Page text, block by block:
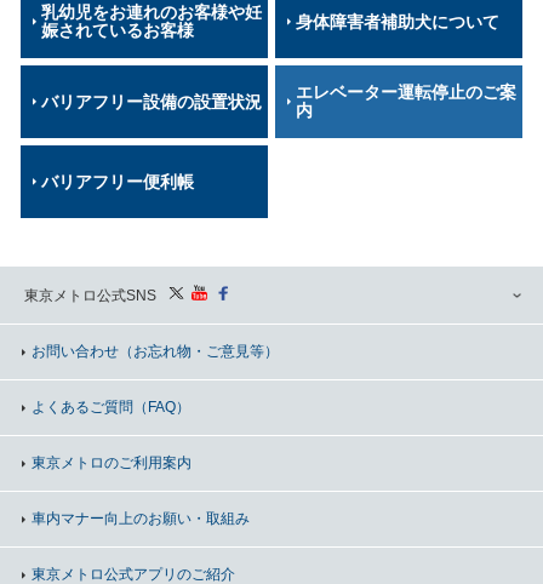
乳幼児をお連れのお客様や妊
娠されているお客様
身体障害者補助犬について
バリアフリー設備の設置状況
エレベーター運転停止のご案
内
バリアフリー便利帳
東京メトロ公式SNS
お問い合わせ （お忘れ物・ご意見等）
よくあるご質問（FAQ）
東京メトロのご利用案内
車内マナー向上のお願い・取組み
東京メトロ公式アプリのご紹介